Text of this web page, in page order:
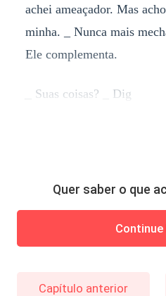
achei ameaçador. Mas
minha. _ Nunca mais
Ele complementa.
_ Suas coisas? _ Dig
Quer saber o que
Continue
Capítulo anterior